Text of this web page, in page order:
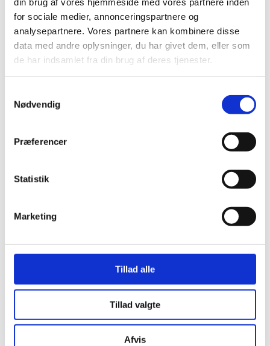
for sociale medier, annonceringspartnere og
analysepartnere. Vores partnere kan kombinere disse
data med andre oplysninger, du har givet dem, eller som
de har indsamlet fra din brug af deres tjenester.
Nødvendig
Præferencer
Statistik
Marketing
Tillad alle
Tillad valgte
Afvis
Gamay
Grenache Blanc
Huxelrebe
Macabeo
MELON DE BOURGOGNE